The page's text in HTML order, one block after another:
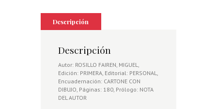
Descripción
Descripción
Autor: ROSILLO FAIREN, MIGUEL,
Edición: PRIMERA, Editorial: PERSONAL,
Encuadernación: CARTONE CON
DIBUJO, Páginas: 180, Prólogo: NOTA
DEL AUTOR